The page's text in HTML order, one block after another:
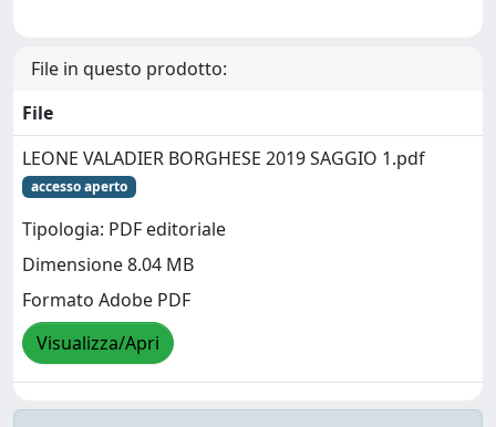
File in questo prodotto:
File
LEONE VALADIER BORGHESE 2019 SAGGIO 1.pdf
accesso aperto
Tipologia: PDF editoriale
Dimensione 8.04 MB
Formato Adobe PDF
Visualizza/Apri